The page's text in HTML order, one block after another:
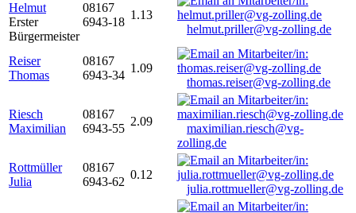
Helmut
Erster
Bürgermeister
08167
6943-18
1.13
helmut.priller@vg-zolling.de
Reiser
Thomas
08167
6943-34
1.09
thomas.reiser@vg-zolling.de
Riesch
Maximilian
08167
6943-55
2.09
maximilian.riesch@vg-
zolling.de
Rottmüller
Julia
08167
6943-62
0.12
julia.rottmueller@vg-zolling.de